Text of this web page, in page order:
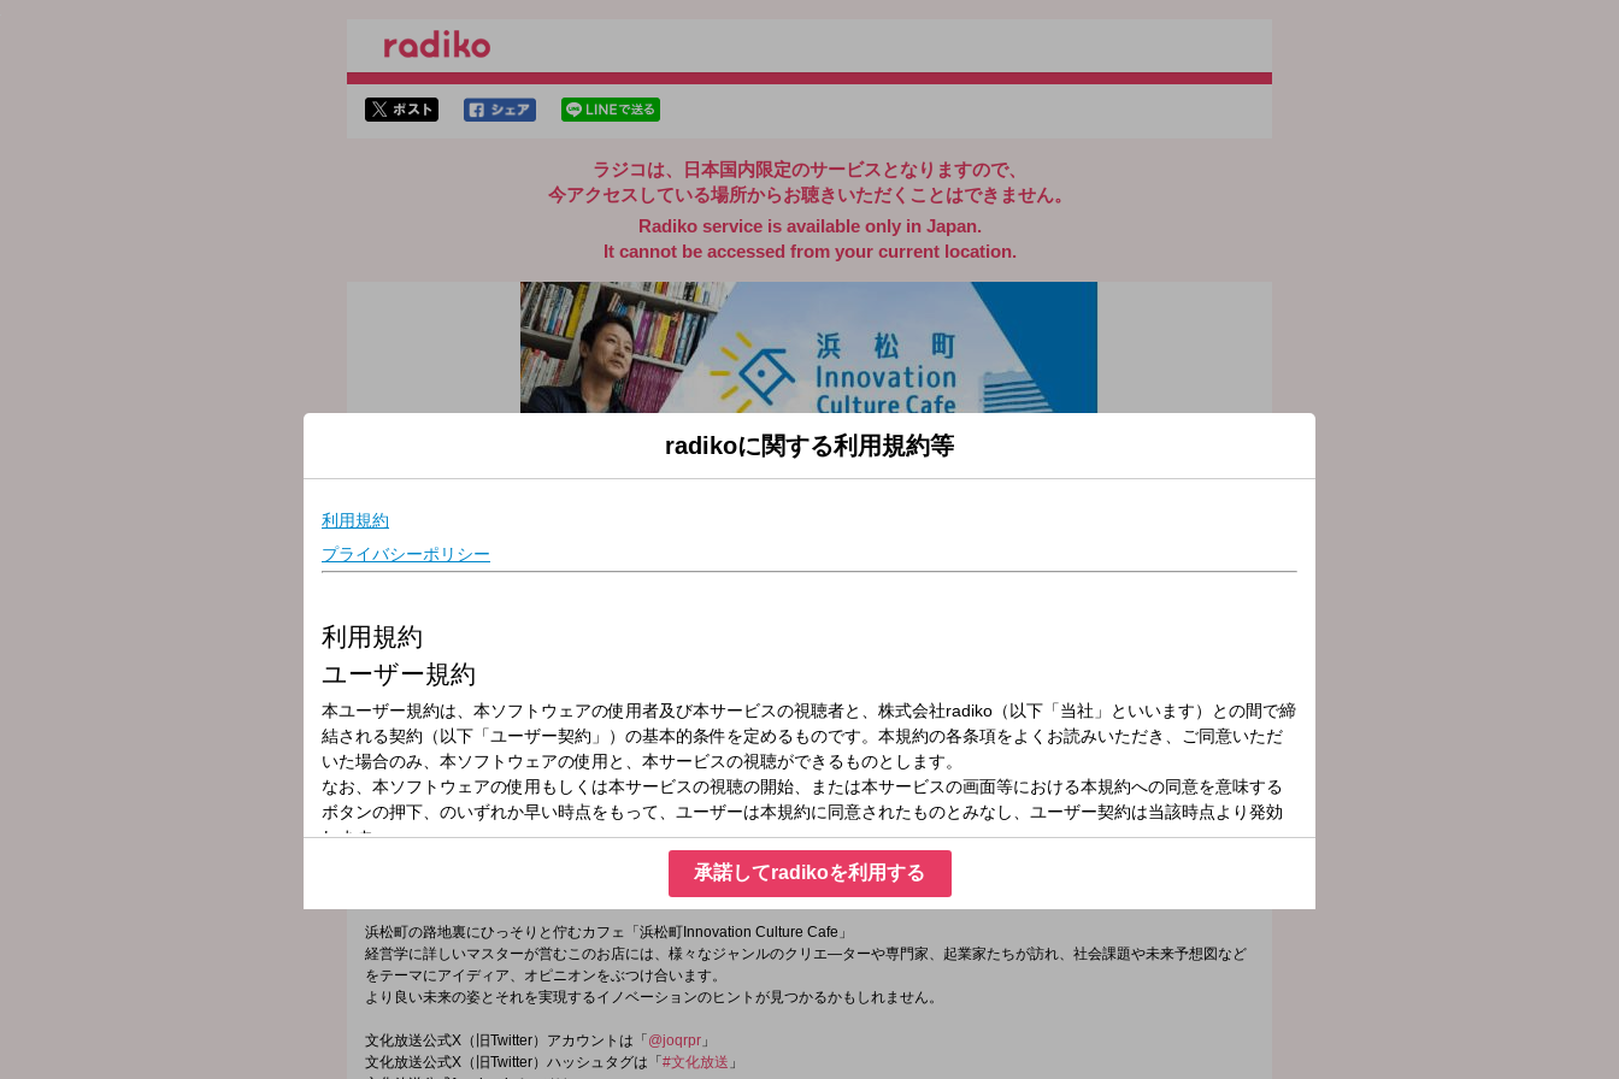
ラジコは、日本国内限定のサービスとなりますので、
今アクセスしている場所からお聴きいただくことはできません。
Radiko service is available only in Japan.
It cannot be accessed from your current location.
放送局
放送時間
2025年12月1日（月）19:00～19:30
番組名
浜松町Innovation Culture Cafe
番組メールフォーム：
浜松町の路地裏にひっそりと佇むカフェ「浜松町Innovation Culture Cafe」
経営学に詳しいマスターが営むこのお店には、様々なジャンルのクリエ―ターや専門家、起業家たちが訪れ、社会課題や未来予想図など
をテーマにアイディア、オピニオンをぶつけ合います。
より良い未来の姿とそれを実現するイノベーションのヒントが見つかるかもしれません。
文化放送公式X（旧Twitter）アカウントは「 @joqrpr 」
文化放送公式X（旧Twitter）ハッシュタグは「 #文化放送 」
radikoに関する利用規約等
承諾してradikoを利用する